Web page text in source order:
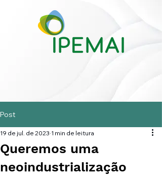
Post
Queremos uma
neoindustrialização
19 de jul. de 2023 1 min de leitura